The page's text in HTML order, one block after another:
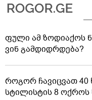
ფული ამ ზოდიაქოს
ვინ გამდიდრდება?
როგორ ჩავიცვათ 40
სტილისტის 8 ოქროს